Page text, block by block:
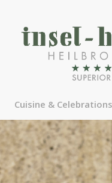
Cuisine & Celebrations